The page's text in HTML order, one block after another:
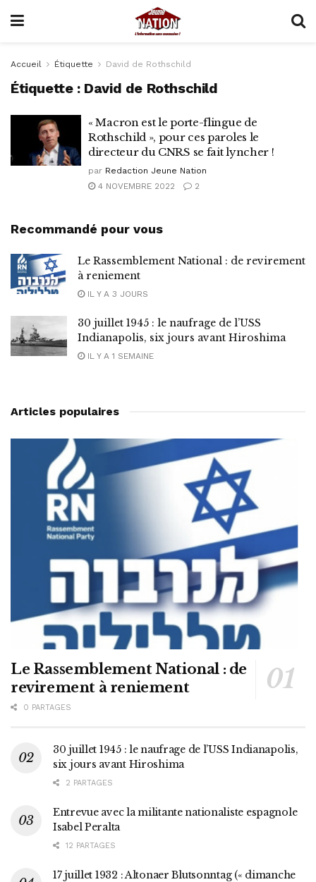
Accueil Étiquette David de Rothschild
Étiquette : David de Rothschild
« Macron est le porte-flingue de
Rothschild », pour ces paroles le
directeur du CNRS se fait lyncher !
par Redaction Jeune Nation
4 NOVEMBRE 2022
2
Recommandé pour vous
Le Rassemblement National : de revirement
à reniement
IL Y A 3 JOURS
30 juillet 1945 : le naufrage de l’USS
Indianapolis, six jours avant Hiroshima
IL Y A 1 SEMAINE
Articles populaires
Le Rassemblement National : de
revirement à reniement
0 PARTAGES
30 juillet 1945 : le naufrage de l’USS Indianapolis,
six jours avant Hiroshima
2 PARTAGES
Entrevue avec la militante nationaliste espagnole
Isabel Peralta
12 PARTAGES
17 juillet 1932 : Altonaer Blutsonntag (« dimanche